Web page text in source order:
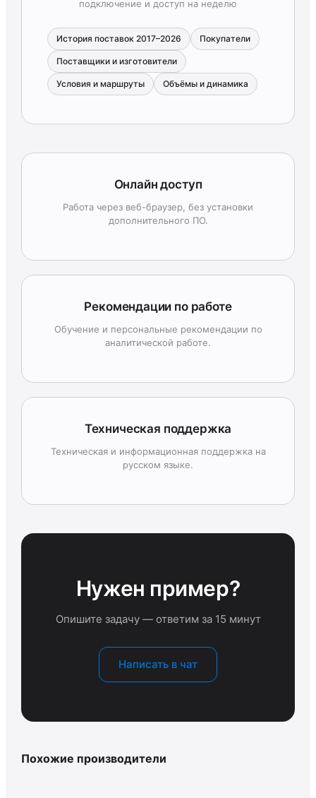
подключение и доступ на неделю
История поставок 2017–2026 Покупатели
Поставщики и изготовители
Условия и маршруты Объёмы и динамика
Онлайн доступ
Работа через веб-браузер, без установки
дополнительного ПО.
Рекомендации по работе
Обучение и персональные рекомендации по
аналитической работе.
Техническая поддержка
Техническая и информационная поддержка на
русском языке.
Нужен пример?
Опишите задачу — ответим за 15 минут
Написать в чат
Похожие производители